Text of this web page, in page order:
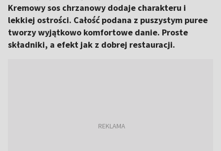
Kremowy sos chrzanowy dodaje charakteru i
lekkiej ostrości. Całość podana z puszystym puree
tworzy wyjątkowo komfortowe danie. Proste
składniki, a efekt jak z dobrej restauracji.